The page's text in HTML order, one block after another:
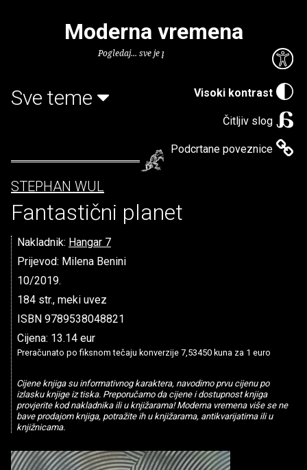
Visoki kontrast
Čitljiv slog
Podcrtane poveznice
Moderna vremena
Pogledaj... sve je puno knjiga.
Sve teme
STEPHAN WUL
Fantastični planet
Nakladnik: Hangar 7
Prijevod: Milena Benini
10/2019.
184 str., meki uvez
ISBN 9789538048821
Cijena: 13.14 eur
Preračunato po fiksnom tečaju konverzije 7,53450 kuna za 1 euro
Cijene knjiga su informativnog karaktera, navodimo prvu cijenu po
izlasku knjige iz tiska. Preporučamo da cijene i dostupnost knjiga
provjerite kod nakladnika ili u knjižarama! Moderna vremena više se ne
bave prodajom knjiga, potražite ih u knjižarama, antikvarijatima ili u
knjižnicama.